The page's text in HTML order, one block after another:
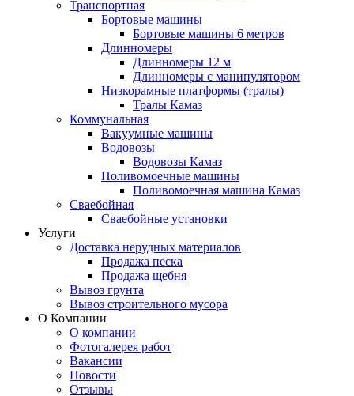
Транспортная
Бортовые машины
Бортовые машины 6 метров
Длинномеры
Длинномеры 12 м
Длинномеры с манипулятором
Низкорамные платформы (тралы)
Тралы Камаз
Коммунальная
Вакуумные машины
Водовозы
Водовозы Камаз
Поливомоечные машины
Поливомоечная машина Камаз
Сваебойная
Сваебойные установки
Услуги
Доставка нерудных материалов
Продажа песка
Продажа щебня
Вывоз грунта
Вывоз строительного мусора
О Компании
О компании
Фотогалерея работ
Вакансии
Новости
Отзывы